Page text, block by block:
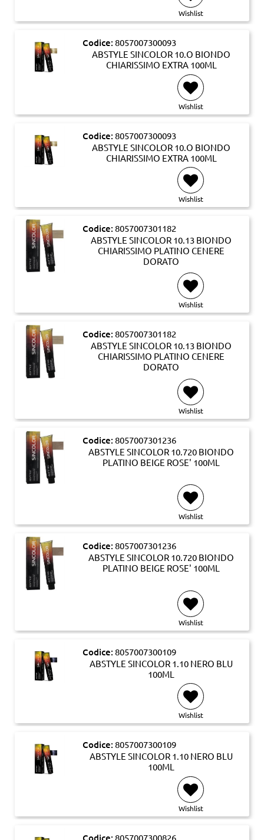
Wishlist
Codice: 8057007300093
ABSTYLE SINCOLOR 10.O BIONDO
CHIARISSIMO EXTRA 100ML
Wishlist
Codice: 8057007300093
ABSTYLE SINCOLOR 10.O BIONDO
CHIARISSIMO EXTRA 100ML
Wishlist
Codice: 8057007301182
ABSTYLE SINCOLOR 10.13 BIONDO
CHIARISSIMO PLATINO CENERE
DORATO
Wishlist
Codice: 8057007301182
ABSTYLE SINCOLOR 10.13 BIONDO
CHIARISSIMO PLATINO CENERE
DORATO
Wishlist
Codice: 8057007301236
ABSTYLE SINCOLOR 10.720 BIONDO
PLATINO BEIGE ROSE' 100ML
Wishlist
Codice: 8057007301236
ABSTYLE SINCOLOR 10.720 BIONDO
PLATINO BEIGE ROSE' 100ML
Wishlist
Codice: 8057007300109
ABSTYLE SINCOLOR 1.10 NERO BLU
100ML
Wishlist
Codice: 8057007300109
ABSTYLE SINCOLOR 1.10 NERO BLU
100ML
Wishlist
Codice: 8057007300826